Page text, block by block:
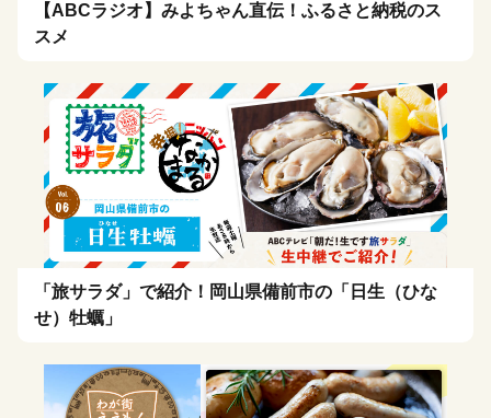
【ABCラジオ】みよちゃん直伝！ふるさと納税のス
スメ
「旅サラダ」で紹介！岡山県備前市の「日生（ひな
せ）牡蠣」